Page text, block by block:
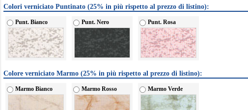
Colori verniciato Puntinato (25% in più rispetto al prezzo di listino):
Punt. Bianco Punt. Nero Punt. Rosa
Colore verniciato Marmo (25% in più rispetto al prezzo di listino):
Marmo Bianco Marmo Rosso Marmo Verde